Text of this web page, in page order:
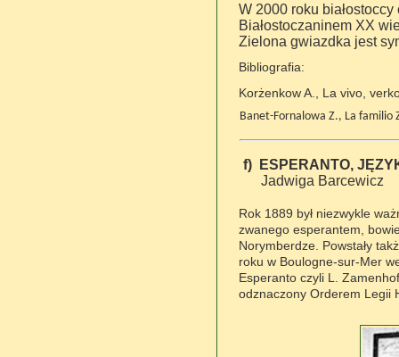
W 2000 roku
Białostoczaninem XX
Zielona gwiazdka jest
Bibliografia:
Korżenkow A., La vivo,
Banet-Fornalowa Z., La
f)
ESPERANTO,
Jadwiga Barcewicz
Rok 1889 był niezwykle
zwanego esperantem,
Norymberdze. Powstały
roku w Boulogne-sur-Mer
Esperanto czyli L.
odznaczony Orderem Legii